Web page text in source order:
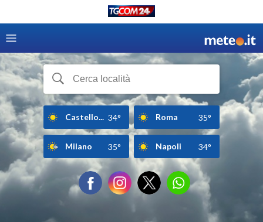
Castello... 34° Roma 35°
Milano 35° Napoli 34°